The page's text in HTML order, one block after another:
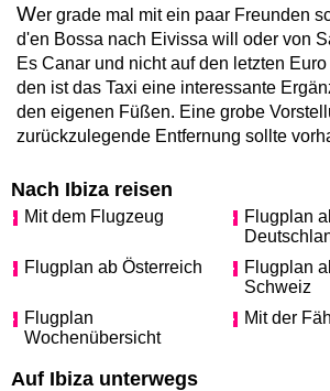
Wer grade mal mit ein paar Freunden
d'en Bossa nach Eivissa will oder von
Es Canar und nicht auf den letzten
den ist das Taxi eine interessante
den eigenen Füßen. Eine grobe
zurückzulegende Entfernung sollte
Nach Ibiza reisen
Mit dem Flugzeug
Flugplan
Flugplan ab Österreich
Flugplan
Schweiz
Flugplan
Wochenübersicht
Mit der
Auf Ibiza unterwegs